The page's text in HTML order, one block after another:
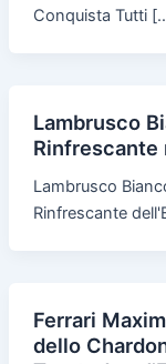
Conquista Tutti
Lambrusco
Rinfrescante
Lambrusco
Rinfrescante
Ferrari
dello